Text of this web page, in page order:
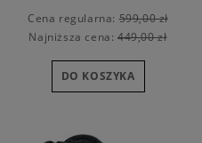
Cena regularna:599,00 zł
Najniższa cena:449,00 zł
DO KOSZYKA